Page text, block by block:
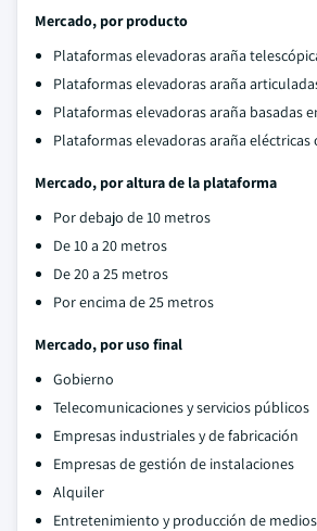
Mercado, por producto
Plataformas elevadoras araña
Plataformas elevadoras araña
Plataformas elevadoras araña basadas
Plataformas elevadoras araña eléctricas
Mercado, por altura de la plataforma
Por debajo de 10 metros
De 10 a 20 metros
De 20 a 25 metros
Por encima de 25 metros
Mercado, por uso final
Gobierno
Telecomunicaciones y servicios públicos
Empresas industriales y de fabricación
Empresas de gestión de instalaciones
Alquiler
Entretenimiento y producción de medios